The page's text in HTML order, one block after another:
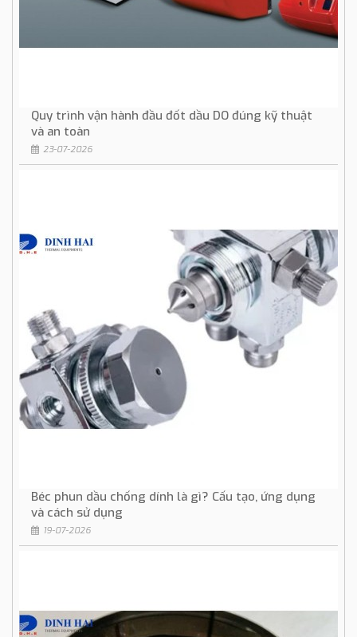
Quy trình vận hành đầu đốt dầu DO đúng kỹ thuật
và an toàn
23-07-2026
Béc phun dầu chống dính là gì? Cấu tạo, ứng dụng
và cách sử dụng
19-07-2026